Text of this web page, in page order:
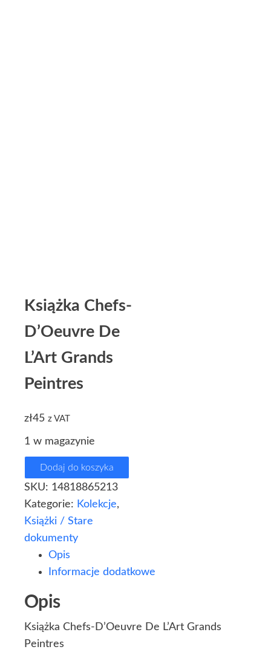
Książka Chefs-
D’Oeuvre De
L’Art Grands
Peintres
zł45 z VAT
1 w magazynie
Dodaj do koszyka
SKU: 14818865213
Kategorie: Kolekcje,
Książki / Stare
dokumenty
Opis
Informacje dodatkowe
Opis
Książka Chefs-D’Oeuvre De L’Art Grands
Peintres